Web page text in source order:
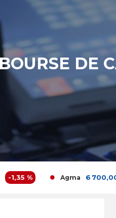
DE
Agma 6 700,00 -1,49 %